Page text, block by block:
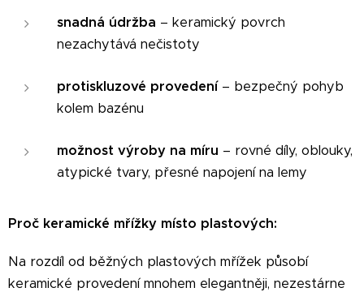
snadná údržba – keramický povrch
nezachytává nečistoty
protiskluzové provedení– bezpečný pohyb
kolem bazénu
možnost výroby na míru – rovné díly, oblouky,
atypické tvary, přesné napojení na lemy
Proč keramické mřížky místo plastových:
Na rozdíl od běžných plastových mřížek působí
keramické provedení mnohem elegantněji, nezestárne